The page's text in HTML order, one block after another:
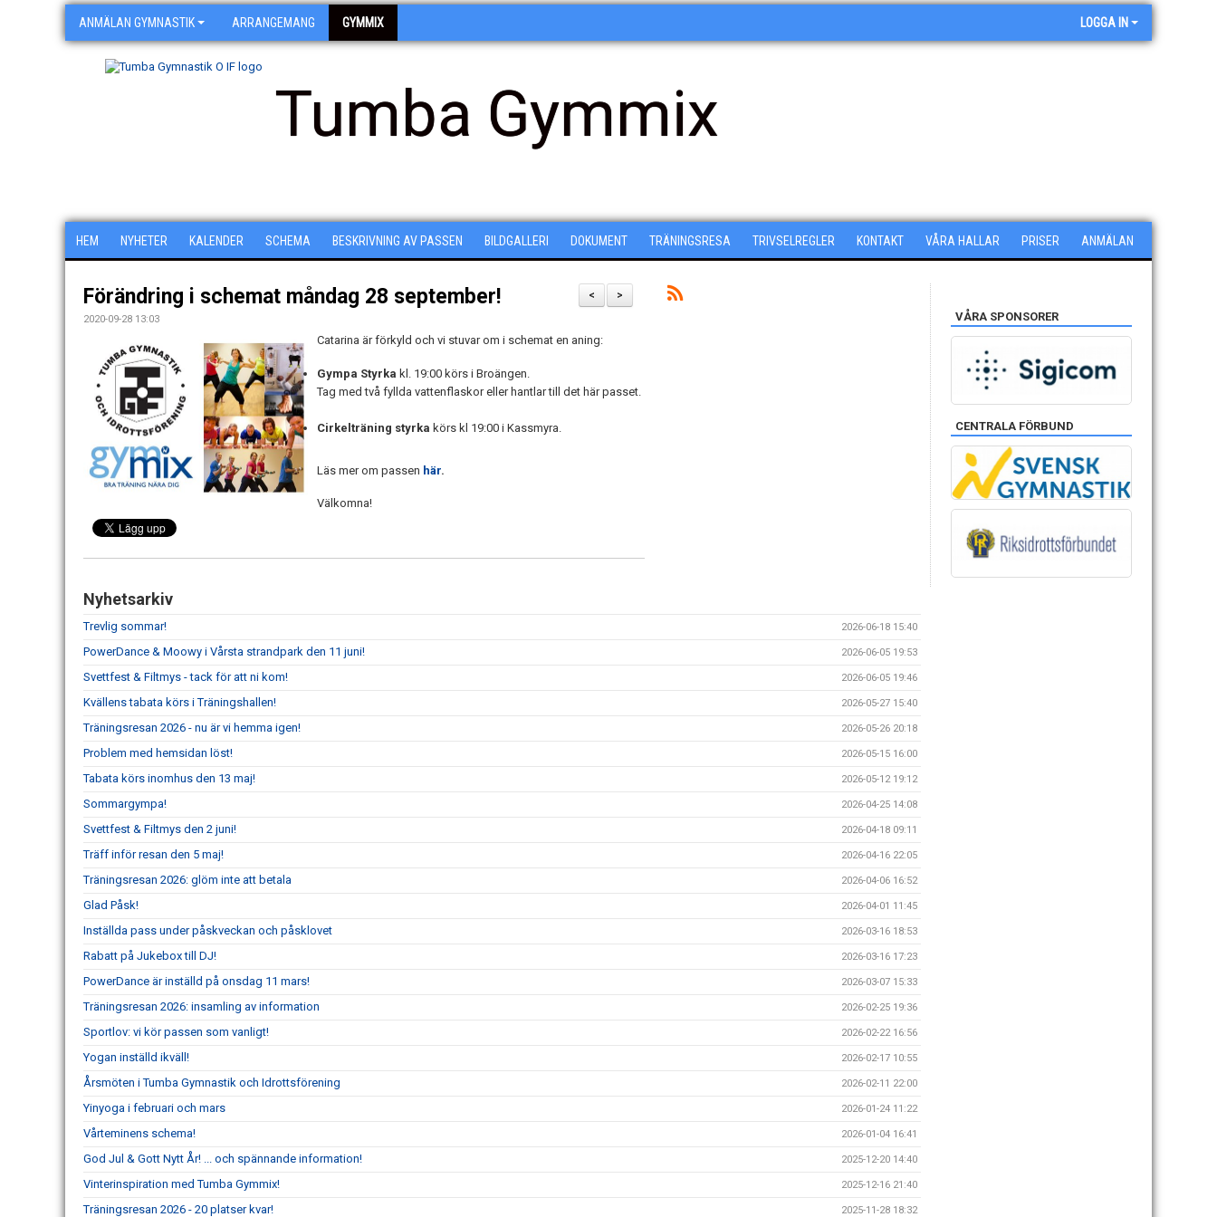
ANMÄLAN GYMNASTIK ARRANGEMANG GYMMIX LOGGA IN
Tumba Gymmix
HEM NYHETER KALENDER SCHEMA BESKRIVNING AV PASSEN BILDGALLERI DOKUMENT TRÄNINGSRESA TRIVSELREGLER KONTAKT VÅRA HALLAR PRISER ANMÄLAN
>
<
Förändring i schemat måndag 28 september!
2020-09-28 13:03
Catarina är förkyld och vi stuvar om i schemat en aning:
Gympa Styrka kl. 19:00 körs i Broängen.
Tag med två fyllda vattenflaskor eller hantlar till det här passet.
Cirkelträning styrka körs kl 19:00 i Kassmyra.
Läs mer om passen här.
Välkomna!
Nyhetsarkiv
Trevlig sommar! 2026-06-18 15:40
PowerDance & Moowy i Vårsta strandpark den 11 juni! 2026-06-05 19:53
Svettfest & Filtmys - tack för att ni kom! 2026-06-05 19:46
Kvällens tabata körs i Träningshallen! 2026-05-27 15:40
Träningsresan 2026 - nu är vi hemma igen! 2026-05-26 20:18
Problem med hemsidan löst! 2026-05-15 16:00
Tabata körs inomhus den 13 maj! 2026-05-12 19:12
Sommargympa! 2026-04-25 14:08
Svettfest & Filtmys den 2 juni! 2026-04-18 09:11
Träff inför resan den 5 maj! 2026-04-16 22:05
Träningsresan 2026: glöm inte att betala 2026-04-06 16:52
Glad Påsk! 2026-04-01 11:45
Inställda pass under påskveckan och påsklovet 2026-03-16 18:53
Rabatt på Jukebox till DJ! 2026-03-16 17:23
PowerDance är inställd på onsdag 11 mars! 2026-03-07 15:33
Träningsresan 2026: insamling av information 2026-02-25 19:36
Sportlov: vi kör passen som vanligt! 2026-02-22 16:56
Yogan inställd ikväll! 2026-02-17 10:55
Årsmöten i Tumba Gymnastik och Idrottsförening 2026-02-11 22:00
Yinyoga i februari och mars 2026-01-24 11:22
Vårteminens schema! 2026-01-04 16:41
God Jul & Gott Nytt År! ... och spännande information! 2025-12-20 14:40
Vinterinspiration med Tumba Gymmix! 2025-12-16 21:40
Träningsresan 2026 - 20 platser kvar! 2025-11-28 18:32
VÅRA SPONSORER
CENTRALA FÖRBUND